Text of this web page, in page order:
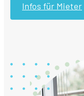
Infos für Mieter